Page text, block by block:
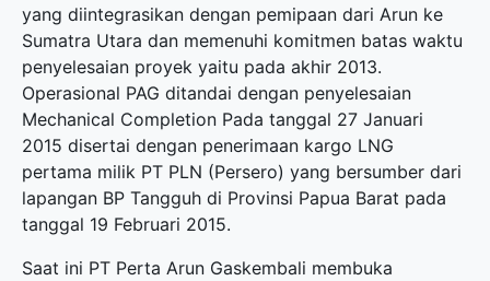
yang diintegrasikan dengan pemipaan dari Arun ke
Sumatra Utara dan memenuhi komitmen batas waktu
penyelesaian proyek yaitu pada akhir 2013.
Operasional PAG ditandai dengan penyelesaian
Mechanical Completion Pada tanggal 27 Januari
2015 disertai dengan penerimaan kargo LNG
pertama milik PT PLN (Persero) yang bersumber dari
lapangan BP Tangguh di Provinsi Papua Barat pada
tanggal 19 Februari 2015.
Saat ini PT Perta Arun Gaskembali membuka